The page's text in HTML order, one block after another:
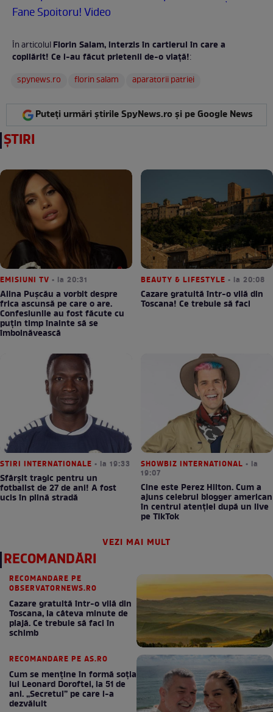
Fane Spoitoru! Video
În articolulFlorin Salam, interzis în cartierul în care a
copilărit! Ce i-au făcut prietenii de-o viaţă!:
spynews.ro
florin salam aparatorii patriei
Puteți urmări știrile SpyNews.ro și pe Google News
ȘTIRI
EMISIUNI TV • la 20:31
Alina Pușcău a vorbit despre
frica ascunsă pe care o are.
Confesiunile au fost făcute cu
puțin timp înainte să se
îmbolnăvească
BEAUTY & LIFESTYLE • la 20:08
Cazare gratuită într-o vilă din
Toscana! Ce trebuie să faci
STIRI INTERNATIONALE • la 19:33
Sfârșit tragic pentru un
fotbalist de 27 de ani! A fost
ucis în plină stradă
SHOWBIZ INTERNATIONAL • la
19:07
Cine este Perez Hilton. Cum a
ajuns celebrul blogger american
în centrul atenției după un live
pe TikTok
VEZI MAI MULT
RECOMANDĂRI
RECOMANDARE PE
OBSERVATORNEWS.RO
Cazare gratuită într-o vilă din
Toscana, la câteva minute de
plajă. Ce trebuie să faci în
schimb
RECOMANDARE PE AS.RO
Cum se menţine în formă soţia
lui Leonard Doroftei, la 51 de
ani. „Secretul” pe care l-a
dezvăluit